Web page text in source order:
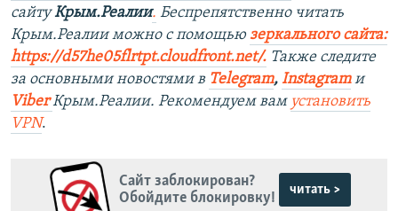
сайтуКрым.Реалии. Беспрепятственно читать
Крым.Реалии можно с помощью зеркального сайта:
https://d57he05flrtpt.cloudfront.net/. Также следите
за основными новостями в Telegram, Instagramи
ViberКрым.Реалии. Рекомендуем вам установить
VPN.
Сайт заблокирован?
Обойдите блокировку!
читать >